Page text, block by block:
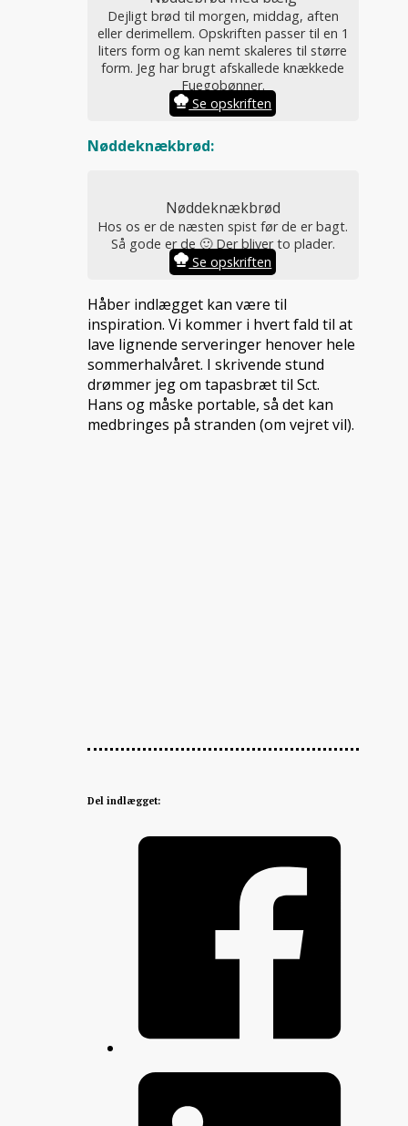
Dejligt brød til morgen, middag, aften
eller derimellem. Opskriften passer til en 1
liters form og kan nemt skaleres til større
form. Jeg har brugt afskallede knækkede
Fuegobønner.
Se opskriften
Nøddeknækbrød:
Nøddeknækbrød
Hos os er de næsten spist før de er bagt.
Så gode er de 🙂 Der bliver to plader.
Se opskriften
Håber indlægget kan være til
inspiration. Vi kommer i hvert fald til at
lave lignende serveringer henover hele
sommerhalvåret. I skrivende stund
drømmer jeg om tapasbræt til Sct.
Hans og måske portable, så det kan
medbringes på stranden (om vejret vil).
Del indlægget: